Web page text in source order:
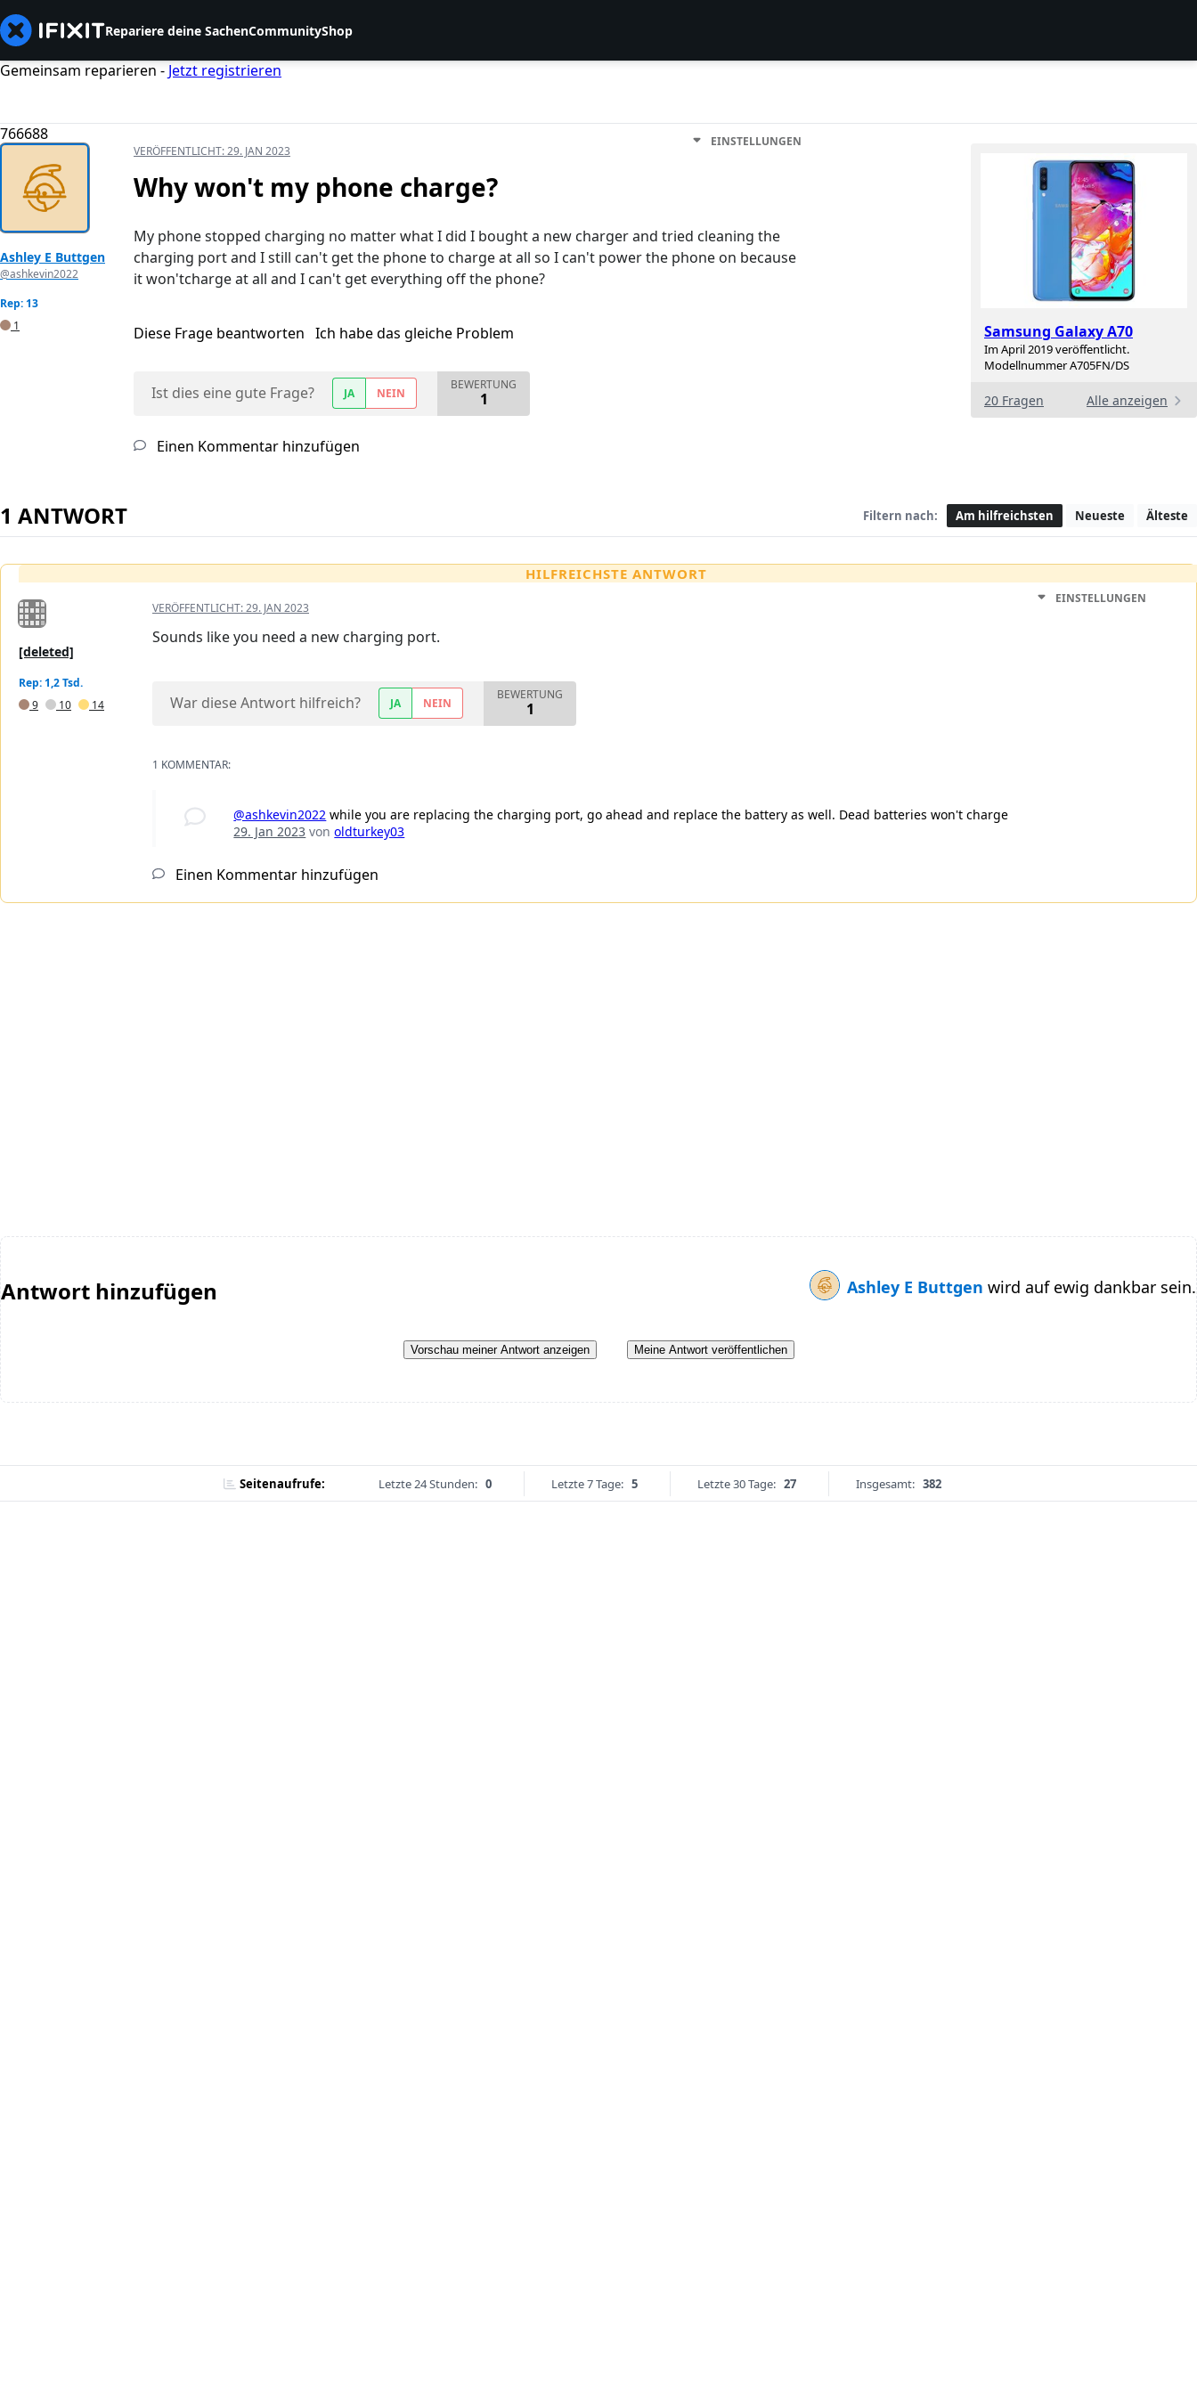
Repariere deine SachenCommunityShop
Gemeinsam reparieren - Jetzt registrieren
766688
Samsung Galaxy A70
Im April 2019 veröffentlicht.
Modellnummer A705FN/DS
20 Fragen Alle anzeigen
Ashley E Buttgen
@ashkevin2022
Rep: 13
1
VERÖFFENTLICHT:29. JAN 2023
EINSTELLUNGEN
Why won't my phone charge?
My phone stopped charging no matter what I did I bought a new charger and tried cleaning the
charging port and I still can't get the phone to charge at all so I can't power the phone on because
it won'tcharge at all and I can't get everything off the phone?
Diese Frage beantworten Ich habe das gleiche Problem
Ist dies eine gute Frage? JA NEIN
BEWERTUNG
1
Einen Kommentar hinzufügen
1 ANTWORT Filtern nach: Am hilfreichsten Neueste Älteste
HILFREICHSTE ANTWORT
[deleted]
Rep: 1,2 Tsd.
9
10 14
VERÖFFENTLICHT:29. JAN 2023
EINSTELLUNGEN
Sounds like you need a new charging port.
War diese Antwort hilfreich? JA NEIN
BEWERTUNG
1
1 KOMMENTAR:
@ashkevin2022 while you are replacing the charging port, go ahead and replace the battery as well. Dead batteries won't charge
29. Jan 2023 vonoldturkey03
Einen Kommentar hinzufügen
Antwort hinzufügen Ashley E Buttgen wird auf ewig dankbar sein.
Vorschau meiner Antwort anzeigen Meine Antwort veröffentlichen
Seitenaufrufe: Letzte 24 Stunden: 0 Letzte 7 Tage: 5 Letzte 30 Tage: 27 Insgesamt: 382